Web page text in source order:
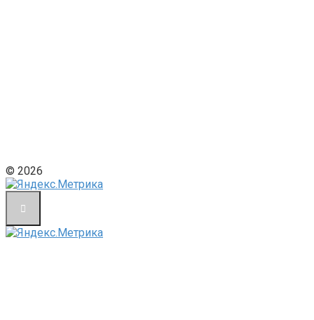
© 2026